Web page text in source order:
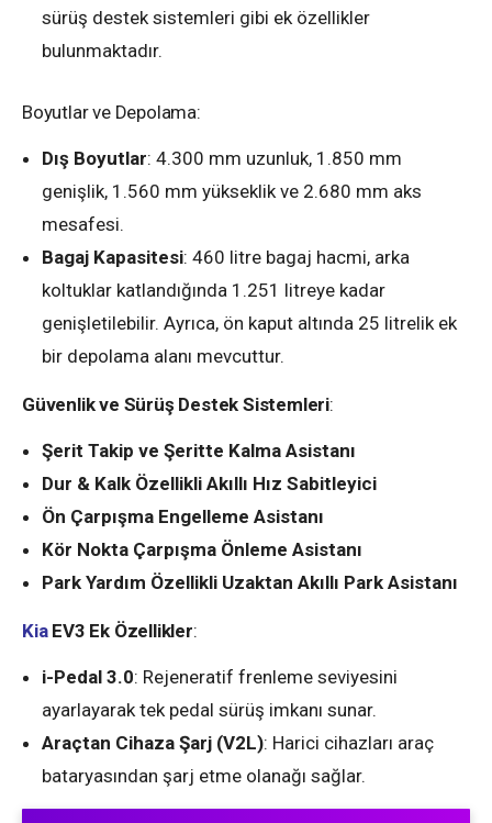
sürüş destek sistemleri gibi ek özellikler
bulunmaktadır.
Boyutlar ve Depolama:
Dış Boyutlar: 4.300 mm uzunluk, 1.850 mm
genişlik, 1.560 mm yükseklik ve 2.680 mm aks
mesafesi.
Bagaj Kapasitesi: 460 litre bagaj hacmi, arka
koltuklar katlandığında 1.251 litreye kadar
genişletilebilir. Ayrıca, ön kaput altında 25 litrelik ek
bir depolama alanı mevcuttur.
Güvenlik ve Sürüş Destek Sistemleri:
Şerit Takip ve Şeritte Kalma Asistanı
Dur & Kalk Özellikli Akıllı Hız Sabitleyici
Ön Çarpışma Engelleme Asistanı
Kör Nokta Çarpışma Önleme Asistanı
Park Yardım Özellikli Uzaktan Akıllı Park Asistanı
KiaEV3 Ek Özellikler:
i-Pedal 3.0: Rejeneratif frenleme seviyesini
ayarlayarak tek pedal sürüş imkanı sunar.
Araçtan Cihaza Şarj (V2L): Harici cihazları araç
bataryasından şarj etme olanağı sağlar.